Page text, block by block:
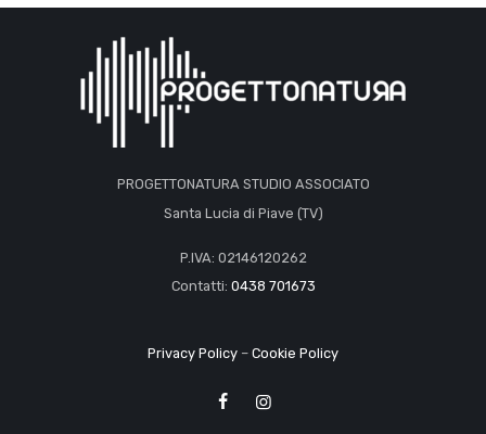
PROGETTONATURA STUDIO ASSOCIATO
Santa Lucia di Piave (TV)
P.IVA: 02146120262
Contatti: 0438 701673
Privacy Policy – Cookie Policy